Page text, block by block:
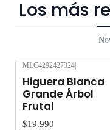
Los más
MLC4292427324|
Higuera Blanca
Grande Árbol
Frutal
$19.990